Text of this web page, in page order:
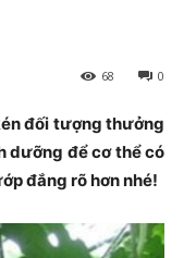
0
68
đối tượng thưởng
dưỡng để cơ thể có
đắng rõ hơn nhé!